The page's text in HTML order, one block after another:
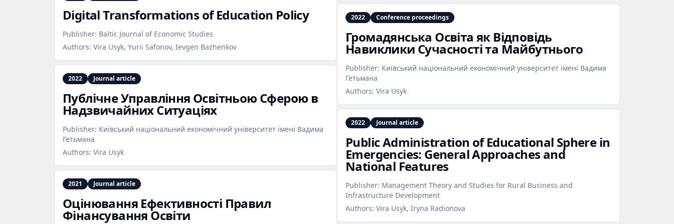
Digital Transformations of Education Policy
Publisher: Baltic Journal of Economic Studies
Authors: Vira Usyk, Yurii Safonov, Ievgen Bazhenkov
2022 Journal article
Публічне Управління Освітньою Сферою в
Надзвичайних Ситуаціях
Publisher: Київський національний економічний університет імені Вадима
Гетьмана
Authors: Vira Usyk
2021 Journal article
Оцінювання Ефективності Правил
Фінансування Освіти
2022 Conference proceedings
Громадянська Освіта як Відповідь
Навиклики Сучасності та Майбутнього
Publisher: Київський національний економічний університет імені Вадима
Гетьмана
Authors: Vira Usyk
2022 Journal article
Public Administration of Educational Sphere in
Emergencies: General Approaches and
National Features
Publisher: Management Theory and Studies for Rural Business and
Infrastructure Development
Authors: Vira Usyk, Iryna Radionova